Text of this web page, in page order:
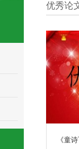
优秀论
《童